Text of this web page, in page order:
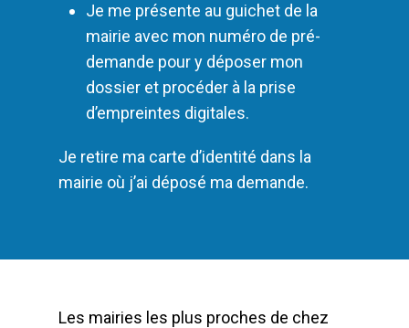
Je me présente au guichet de la
mairie avec mon numéro de pré-
demande pour y déposer mon
dossier et procéder à la prise
d’empreintes digitales.
Je retire ma carte d’identité dans la
mairie où j’ai déposé ma demande.
Les mairies les plus proches de chez